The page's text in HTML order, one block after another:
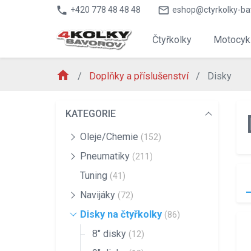
phone +420 778 48 48 48 mail_outline eshop@ctyrkolky-
Čtyřkolky
home Doplňky a příslušenství Disky
KATEGORIE
Oleje/Chemie (152)
Pneumatiky (211)
Tuning (41)
Navijáky (72)
Disky na čtyřkolky (86)
8" disky (12)